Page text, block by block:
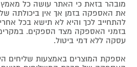
מובהר בזאת כי האתר עושה כל
את האספקה בזמן אך אין ביכולתה
להתחייב לכך והיא לא תישא בכל
בזמני האספקה מצד הספקים.
עסקה ללא דמי ביטול.
אספקת המוצרים באמצעות שליחים